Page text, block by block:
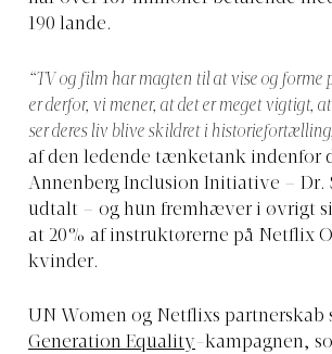
190 lande.
“TV og film har magten til at vise og forme
er derfor, vi mener, at det er meget vigtigt,
ser deres liv blive skildret i
af den ledende tænketank indenfor
Annenberg Inclusion Initiative – Dr.
udtalt – og hun fremhæver i øvrigt
at 20% af instruktørerne på Netflix
kvinder.
UN Women og Netflixs partnerskab
Generation Equality-kampagnen,